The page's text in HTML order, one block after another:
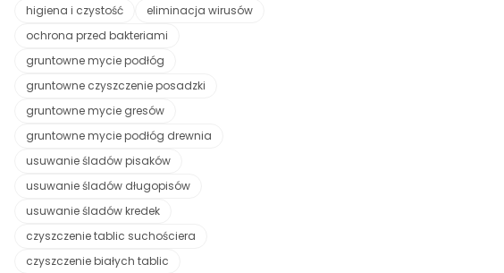
higiena i czystość
eliminacja wirusów
ochrona przed bakteriami
gruntowne mycie podłóg
gruntowne czyszczenie posadzki
gruntowne mycie gresów
gruntowne mycie podłóg drewnia
usuwanie śladów pisaków
usuwanie śladów długopisów
usuwanie śladów kredek
czyszczenie tablic suchościera
czyszczenie białych tablic